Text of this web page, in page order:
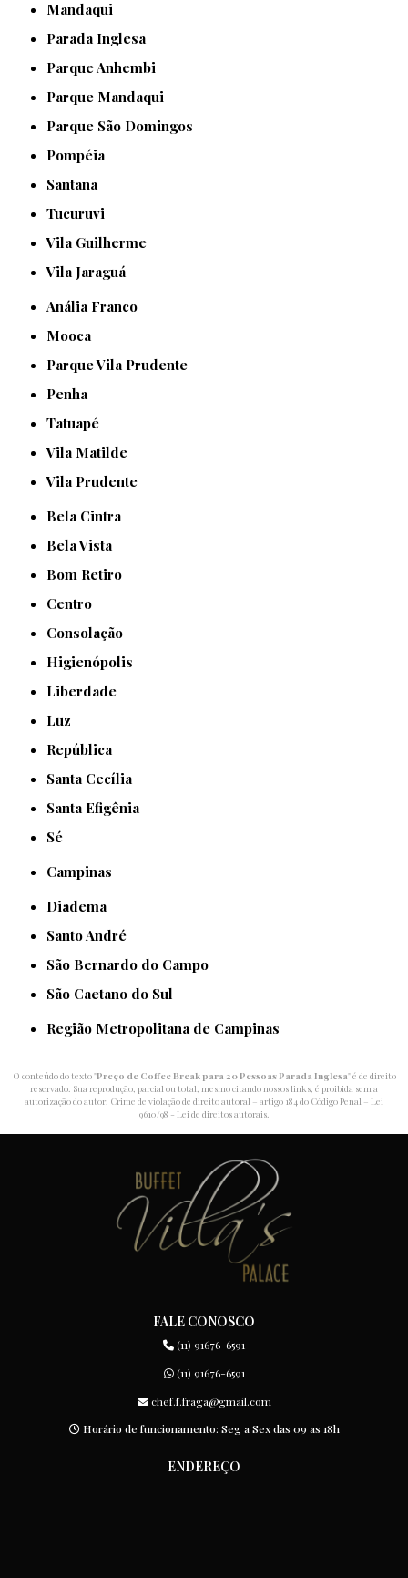
Mandaqui
Parada Inglesa
Parque Anhembi
Parque Mandaqui
Parque São Domingos
Pompéia
Santana
Tucuruvi
Vila Guilherme
Vila Jaraguá
Anália Franco
Mooca
Parque Vila Prudente
Penha
Tatuapé
Vila Matilde
Vila Prudente
Bela Cintra
Bela Vista
Bom Retiro
Centro
Consolação
Higienópolis
Liberdade
Luz
República
Santa Cecília
Santa Efigênia
Sé
Campinas
Diadema
Santo André
São Bernardo do Campo
São Caetano do Sul
Região Metropolitana de Campinas
O conteúdo do texto "Preço de Coffee Break para 20 Pessoas Parada Inglesa" é de direito
reservado. Sua reprodução, parcial ou total, mesmo citando nossos links, é proibida sem a
autorização do autor. Crime de violação de direito autoral – artigo 184 do Código Penal – Lei
9610/98 - Lei de direitos autorais.
FALE CONOSCO
(11) 91676-6591
(11) 91676-6591
chef.f.fraga@gmail.com
Horário de funcionamento: Seg a Sex das 09 as 18h
ENDEREÇO